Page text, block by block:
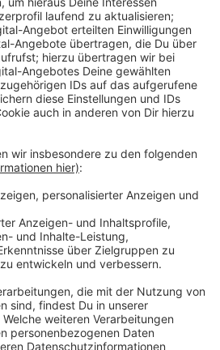
mit Nationalteam EM-Titel